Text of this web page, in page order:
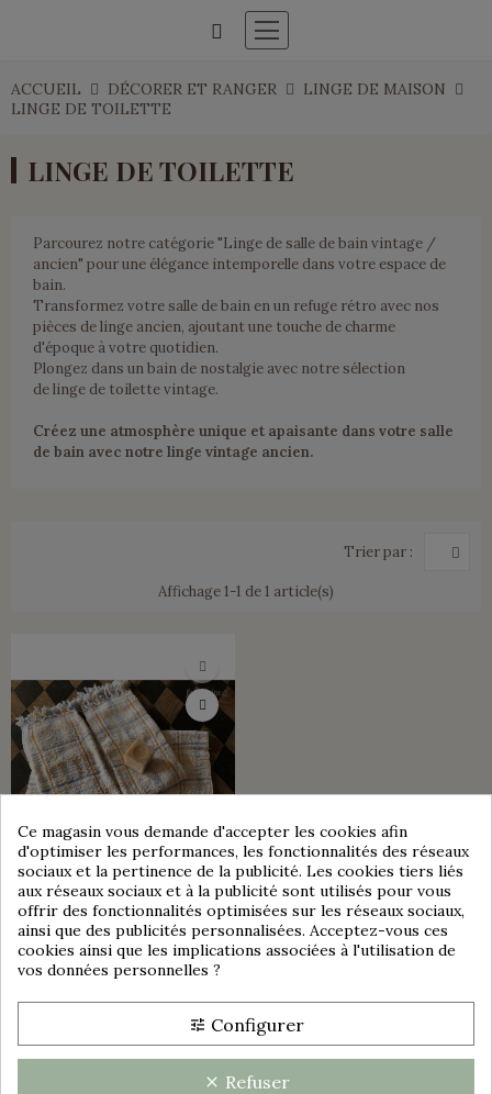
ACCUEIL DÉCORER ET RANGER
LINGE DE MAISON
LINGE DE TOILETTE
LINGE DE TOILETTE
Parcourez notre catégorie "Linge de salle de bain vintage /
ancien" pour une élégance intemporelle dans votre espace de
bain.
Transformez votre salle de bain en un refuge rétro avec nos
pièces de linge ancien, ajoutant une touche de charme
d'époque à votre quotidien.
Plongez dans un bain de nostalgie avec notre sélection
de linge de toilette vintage.
Créez une atmosphère unique et apaisante dans votre salle
de bain avec notre linge vintage ancien.
Trier par :
Affichage 1-1 de 1 article(s)
VENDU
3 SERVIETTES DE TOILETTE
ÉPONGE ANCIENNES - A
Affichage 1-1 de 1 article(s)
Ce magasin vous demande d'accepter les cookies afin
d'optimiser les performances, les fonctionnalités des réseaux
sociaux et la pertinence de la publicité. Les cookies tiers liés
aux réseaux sociaux et à la publicité sont utilisés pour vous
offrir des fonctionnalités optimisées sur les réseaux sociaux,
ainsi que des publicités personnalisées. Acceptez-vous ces
cookies ainsi que les implications associées à l'utilisation de
vos données personnelles ?
tune Configurer
clear Refuser
Consentement aux cookies